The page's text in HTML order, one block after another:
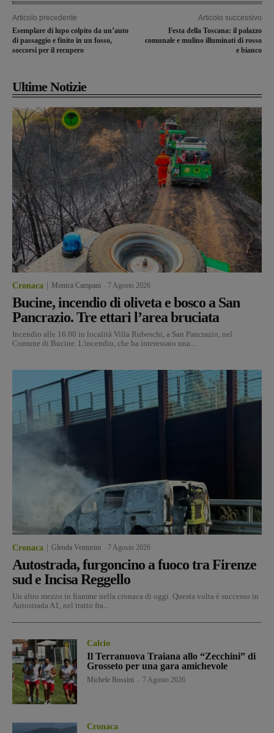
Articolo precedente
Esemplare di lupo colpito da un’auto
di passaggio e finito in un fosso,
soccorsi per il recupero
Articolo successivo
Festa della Toscana: il palazzo
comunale e mulino illuminati di rosso
e bianco
Ultime Notizie
Cronaca Monica Campani 7 Agosto 2026
Bucine, incendio di oliveta e bosco a San
Pancrazio. Tre ettari l’area bruciata
Incendio alle 16.00 in località Villa Rubeschi, a San Pancrazio, nel
Comune di Bucine. L'incendio, che ha interessato una...
Cronaca Glenda Venturini 7 Agosto 2026
Autostrada, furgoncino a fuoco tra Firenze
sud e Incisa Reggello
Un altro mezzo in fiamme nella cronaca di oggi. Questa volta è successo in
Autostrada A1, nel tratto fra...
Calcio
Il Terranuova Traiana allo “Zecchini” di
Grosseto per una gara amichevole
Michele Bossini 7 Agosto 2026
Cronaca